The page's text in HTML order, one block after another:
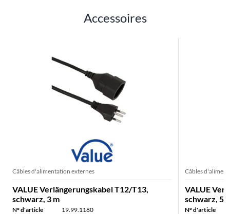
Accessoires
Câbles d'alimentation externes
VALUE Verlängerungskabel T12/T13,
schwarz, 3 m
N° d'article
19.99.1180
Câbles
VALUE
schwarz, 5
N° d'article